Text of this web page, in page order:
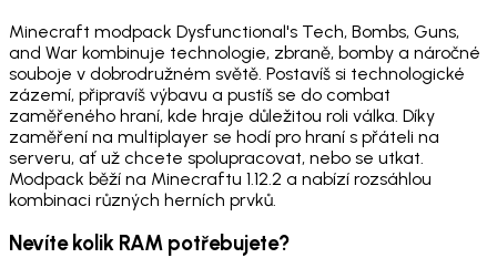
Minecraft modpack Dysfunctional's Tech, Bombs, Guns,
and War kombinuje technologie, zbraně, bomby a náročné
souboje v dobrodružném světě. Postavíš si technologické
zázemí, připravíš výbavu a pustíš se do combat
zaměřeného hraní, kde hraje důležitou roli válka. Díky
zaměření na multiplayer se hodí pro hraní s přáteli na
serveru, ať už chcete spolupracovat, nebo se utkat.
Modpack běží na Minecraftu 1.12.2 a nabízí rozsáhlou
kombinaci různých herních prvků.
Nevíte kolik RAM potřebujete?